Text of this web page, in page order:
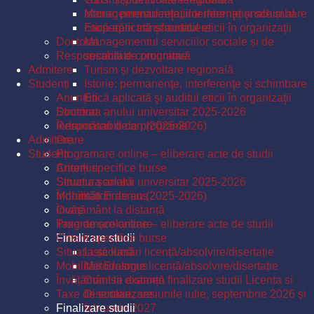
Istorie: permanenţe, interferenţe şi schimbare
Etică aplicată şi auditul eticii în organizaţii
Doctorat
Responsabili de programe
Admitere
Studenți
Anunțuri
Structura anului universitar 2025-2026
Îndrumători de an (2025-2026)
Orare
Programare online – eliberare acte de studii
Criterii specifice burse
Situația școlară
Mobilități Erasmus
Învățământ la distanță
Taxe de școlarizare
Finalizare studii
Listă lucrări licență/absolvire/disertație
Metodologie licență/absolvire/disertație
Comisii examen finalizare studii Licenta si
Disertatie, sesiunile iulie, septembrie 2026 și
februarie 2027
Managementul relațiilor internaționale și al
cooperării transfrontaliere
Managementul serviciilor sociale și de
securitate comunitară
Turism și dezvoltare regională
Istorie: permanenţe, interferenţe şi schimbare
Etică aplicată şi auditul eticii în organizaţii
Doctorat
Responsabili de programe
Admitere
Studenți
Anunțuri
Structura anului universitar 2025-2026
Îndrumători de an (2025-2026)
Orare
Programare online – eliberare acte de studii
Criterii specifice burse
Situația școlară
Mobilități Erasmus
Învățământ la distanță
Taxe de școlarizare
Finalizare studii